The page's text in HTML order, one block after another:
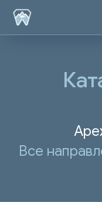
Все
Выберите
и узнайте